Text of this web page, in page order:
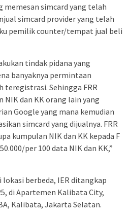
memesan simcard yang telah
simcard provider yang telah
pemilik counter/tempat jual beli
tindak pidana yang
banyaknya permintaan
teregistrasi. Sehingga FRR
NIK dan KK orang lain yang
Google yang mana kemudian
simcard yang dijualnya. FRR
kumpulan NIK dan KK kepada F
per 100 data NIK dan KK,”
berbeda, IER ditangkap
di Apartemen Kalibata City,
Kalibata, Jakarta Selatan.